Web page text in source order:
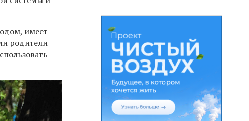
имеет
родители